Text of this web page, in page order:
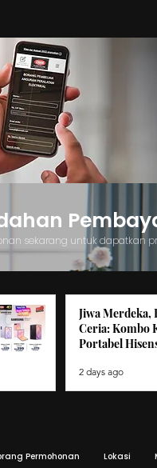
sekarang untuk dapatkan
Jiwa Merdeka,
Ceria: Kombo
Portabel
2 days ago
Permohonan Lokasi